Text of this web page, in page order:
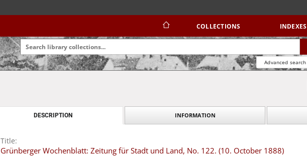
COLLECTIONS INDEXES
Advanced search
DESCRIPTION INFORMATION
Title:
Grünberger Wochenblatt: Zeitung für Stadt und Land, No. 122. (10. October 1888)